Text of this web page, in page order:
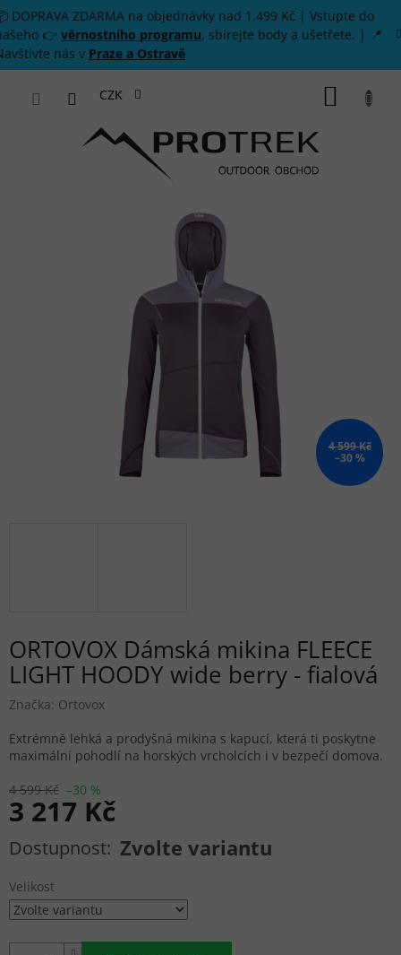
Přejít na obsah
DOPRAVA ZDARMA na objednávky nad 1.499 Kč | Vstupte do
👉 věrnostního programu, sbírejte body a ušetřete. | 📍
nás v Praze a Ostravě
CZK
4 599 Kč
–30 %
ORTOVOX Dámská mikina FLEECE
LIGHT HOODY wide berry - fialová
Značka: Ortovox
4 599 Kč –30 %
3 217 Kč
Měrná cena: Zvolte variantu
Velikost
Extrémně lehká a prodyšná mikina s kapucí, která ti poskytne
maximální pohodlí na horských vrcholcích i v bezpečí domova.